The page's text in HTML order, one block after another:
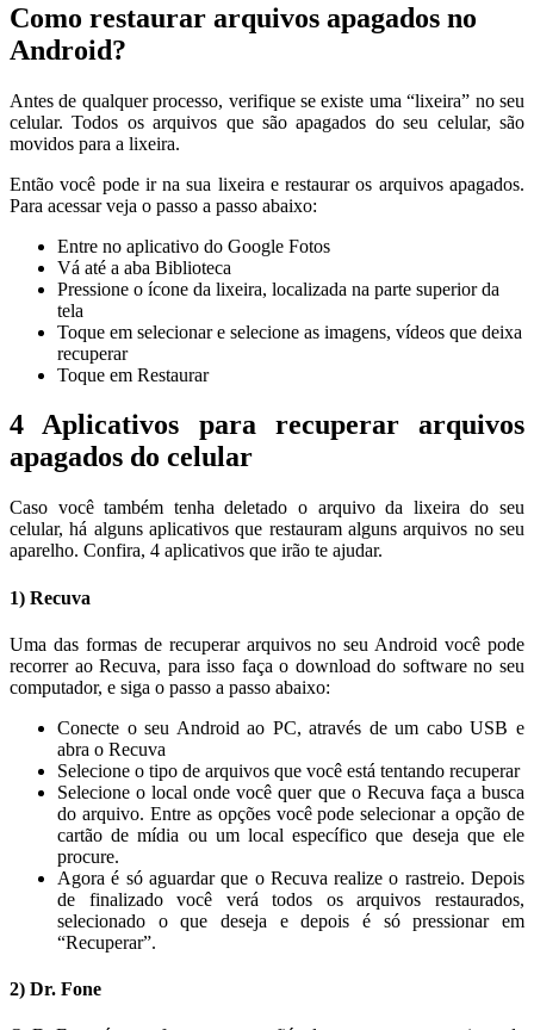
Como restaurar arquivos apagados no
Android?
Antes de qualquer processo, verifique se existe uma “lixeira” no seu
celular. Todos os arquivos que são apagados do seu celular, são
movidos para a lixeira.
Então você pode ir na sua lixeira e restaurar os arquivos apagados.
Para acessar veja o passo a passo abaixo:
Entre no aplicativo do Google Fotos
Vá até a aba Biblioteca
Pressione o ícone da lixeira, localizada na parte superior da
tela
Toque em selecionar e selecione as imagens, vídeos que deixa
recuperar
Toque em Restaurar
4 Aplicativos para recuperar arquivos
apagados do celular
Caso você também tenha deletado o arquivo da lixeira do seu
celular, há alguns aplicativos que restauram alguns arquivos no seu
aparelho. Confira, 4 aplicativos que irão te ajudar.
1) Recuva
Uma das formas de recuperar arquivos no seu Android você pode
recorrer ao Recuva, para isso faça o download do software no seu
computador, e siga o passo a passo abaixo:
Conecte o seu Android ao PC, através de um cabo USB e
abra o Recuva
Selecione o tipo de arquivos que você está tentando recuperar
Selecione o local onde você quer que o Recuva faça a busca
do arquivo. Entre as opções você pode selecionar a opção de
cartão de mídia ou um local específico que deseja que ele
procure.
Agora é só aguardar que o Recuva realize o rastreio. Depois
de finalizado você verá todos os arquivos restaurados,
selecionado o que deseja e depois é só pressionar em
“Recuperar”.
2) Dr. Fone